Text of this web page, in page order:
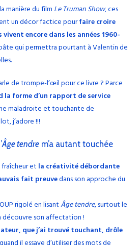
manière du film Le Truman Show, ces
un décor factice pourfaire croire
vivent encore dans les années 1960-
qui permettra pourtant à Valentin de
de trompe-l’œil pour ce livre ? Parce
la forme d’un rapport de service
maladroite et touchante de
j’adore !!!
Âge tendre m’a autant touchée
et la créativité débordante
fait preuvedans son approche du
rigolé en lisantÂge tendre, surtout le
découvre son affectation !
que j’ai trouvé touchant, drôle